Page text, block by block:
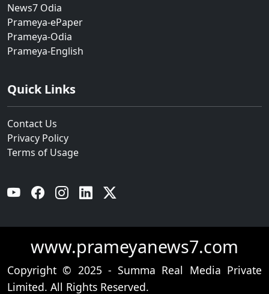
News7 Odia
Prameya-ePaper
Prameya-Odia
Prameya-English
Quick Links
Contact Us
Privacy Policy
Terms of Usage
YouTube Facebook Instagram Linkedin
www.prameyanews7.com
Copyright © 2025 - Summa Real Media Private
Limited. All Rights Reserved.